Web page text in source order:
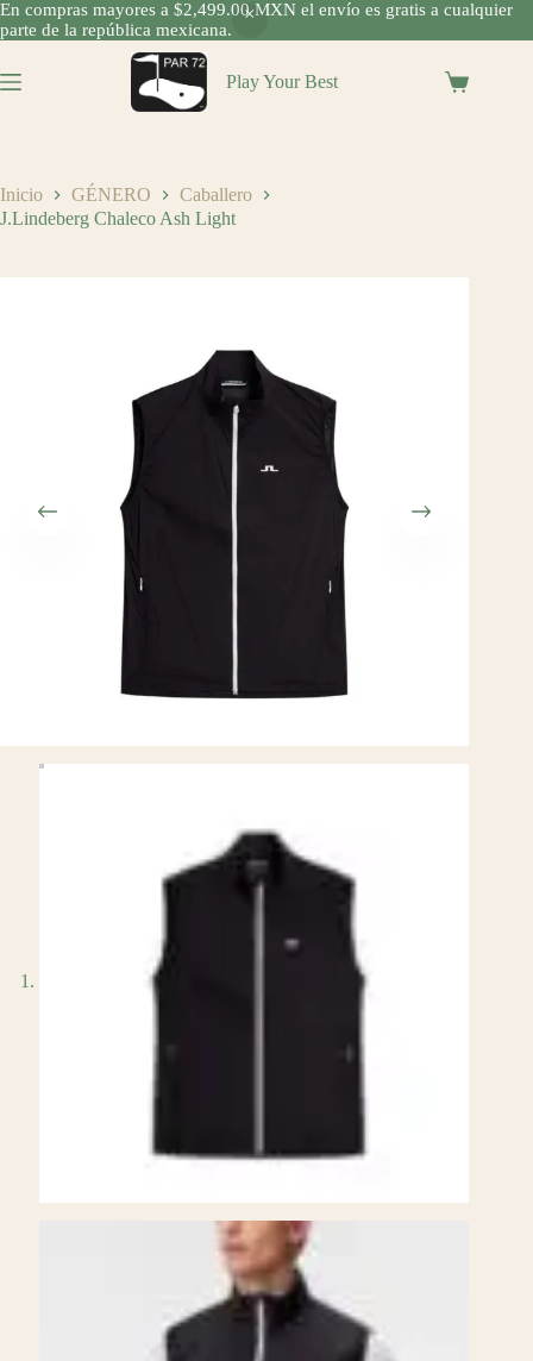
En compras mayores a $2,499.00 MXN el envío es gratis a cualquier
parte de la república mexicana.
al
contenido
Play Your Best
Shopping
Inicio GÉNERO
Caballero
J.Lindeberg Chaleco Ash Light